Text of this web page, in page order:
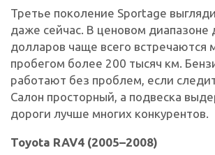
Третье поколение Sportage
даже сейчас. В ценовом диапазоне
долларов чаще всего встречаются
пробегом более 200 тысяч км.
работают без проблем, если
Салон просторный, а подвеска
дороги лучше многих конкурентов.
Toyota RAV4 (2005–2008)